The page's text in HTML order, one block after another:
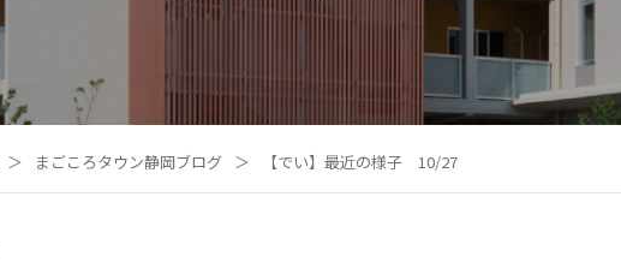
＞ まごころタウン静岡ブログ ＞ 【でい】最近の様子 10/27